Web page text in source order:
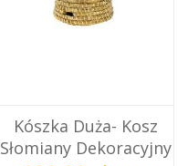
Kószka Duża- Kosz
Słomiany Dekoracyjny